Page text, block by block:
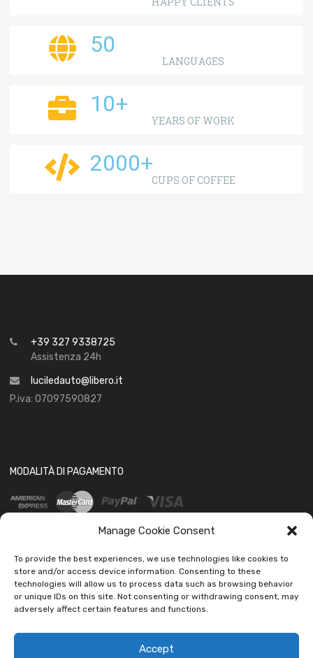
Manage Cookie Consent
To provide the best experiences, we use technologies like cookies to
store and/or access device information. Consenting to these
technologies will allow us to process data such as browsing behavior
or unique IDs on this site. Not consenting or withdrawing consent, may
adversely affect certain features and functions.
Accept
50
LANGUAGES
10+
YEARS OF WORK
2000+
CUPS OF COFFEE
+39 327 9338725
Assistenza 24h
luciledauto@libero.it
P.iva: 07097590827
MODALITÀ DI PAGAMENTO
SOCIAL